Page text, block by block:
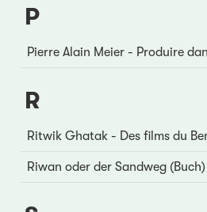
P
Pierre Alain Meier - Produire
R
Ritwik Ghatak - Des films du
Riwan oder der Sandweg (Buch)